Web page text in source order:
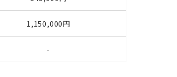
1,150,000円
-